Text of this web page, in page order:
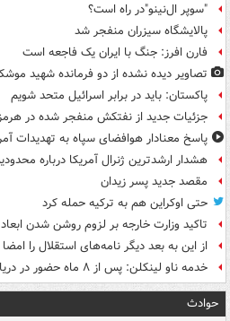
"سوپر ال‌نینو"در راه است؟
پالایشگاه سیزران منفجر شد
فارن افرز: جنگ با ایران یک فاجعه است
تصاویر دیده‌ نشده از دو فرمانده شهید
پاکستان: باید در برابر اسرائیل متحد شویم
جزئیات جدید از نفتکش منفجر شده در
پاسخ معنادار هوافضای سپاه به تهدیدات
هشدار ارشدترین ژنرال آمریکا درباره
مقصد جدید پسر زیدان
حتی اوکراین هم به ترکیه حمله کرد
تاکید وزارت خارجه بر لزوم روشن شدن
از این به بعد دیگر نامه‌های استقلال را
خدمه ناو لینکلن: پس از ۸ ماه حضور در دریا خسته و درمانده‌ شدیم
حوادث